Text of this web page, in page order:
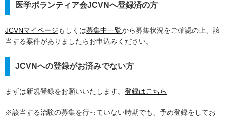
医学ボランティア会JCVNへ登録済の方
JCVNマイページもしくは募集中一覧から募集状況をご確認の上、該
当する案件がありましたらお申込みください。
JCVNへの登録がお済みでない方
まずは新規登録をお願いいたします。 登録はこちら
※該当する治験の募集を行っていない時期でも、予め登録をしてお